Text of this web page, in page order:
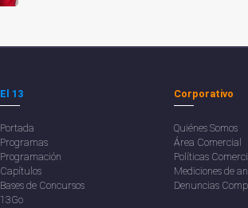
El 13
Portada
Programas
Programación
Capítulos
Bases de Concursos
13Go
Corporativo
Quiénes Somos
Área Comercial
Políticas
Mediciones de
Denuncias